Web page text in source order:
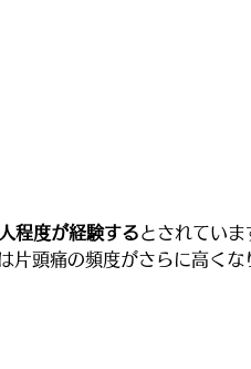
程度が経験するとされていま
片頭痛の頻度がさらに高くな